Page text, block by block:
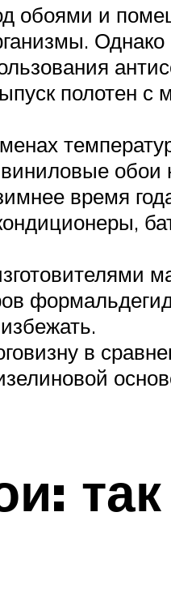
обоями и
Однако
полотен с
обои
время
в